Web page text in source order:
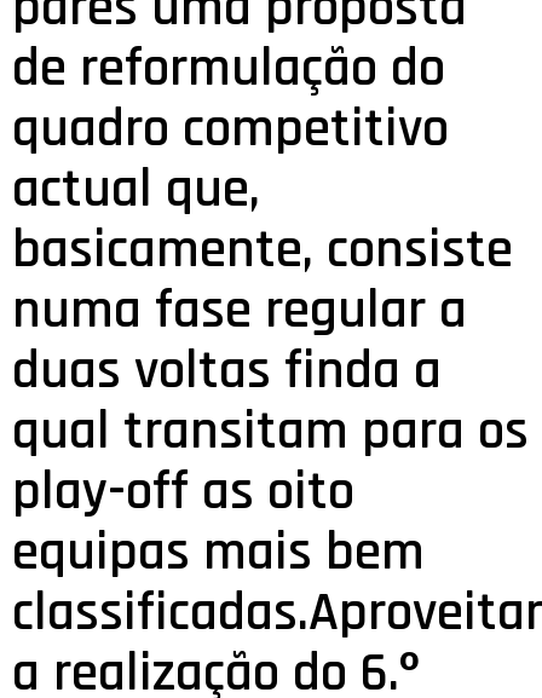
de reformulação do
quadro competitivo
actual que,
basicamente, consiste
numa fase regular a
duas voltas finda a
qual transitam para os
play-off as oito
equipas mais bem
a realização do 6.º